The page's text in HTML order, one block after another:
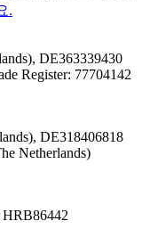
.
DE363339430
Register: 77704142
DE318406818
Netherlands)
HRB86442